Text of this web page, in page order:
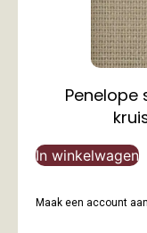
Penelope
In winkelwagen
Maak een account